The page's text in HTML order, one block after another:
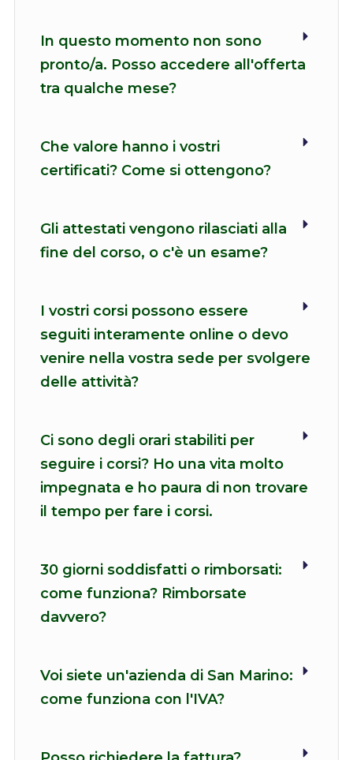
In questo momento non sono
pronto/a. Posso accedere all'offerta
tra qualche mese?
Che valore hanno i vostri
certificati? Come si ottengono?
Gli attestati vengono rilasciati alla
fine del corso, o c'è un esame?
I vostri corsi possono essere
seguiti interamente online o devo
venire nella vostra sede per svolgere
delle attività?
Ci sono degli orari stabiliti per
seguire i corsi? Ho una vita molto
impegnata e ho paura di non trovare
il tempo per fare i corsi.
30 giorni soddisfatti o rimborsati:
come funziona? Rimborsate
davvero?
Voi siete un'azienda di San Marino:
come funziona con l'IVA?